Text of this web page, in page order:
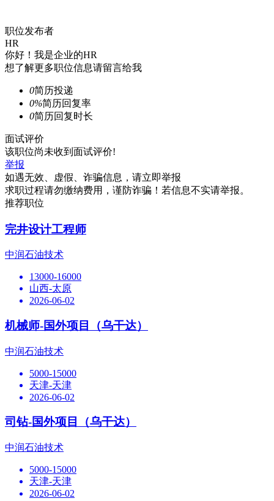
职位发布者
HR
你好！我是企业的HR
想了解更多职位信息请留言给我
0简历投递
0%简历回复率
0简历回复时长
面试评价
该职位尚未收到面试评价!
举报
如遇无效、虚假、诈骗信息，请立即举报
求职过程请勿缴纳费用，谨防诈骗！若信息不实请举报。
推荐职位
完井设计工程师
中润石油技术
13000-16000
山西-太原
2026-06-02
机械师-国外项目（乌干达）
中润石油技术
5000-15000
天津-天津
2026-06-02
司钻-国外项目（乌干达）
中润石油技术
5000-15000
天津-天津
2026-06-02